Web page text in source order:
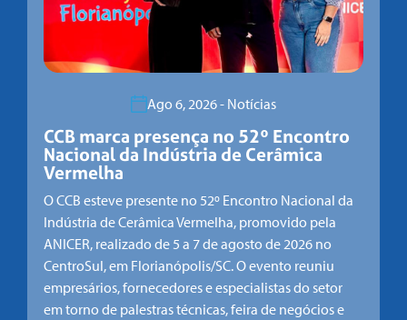
Ago 6, 2026 - Notícias
CCB marca presença no 52º Encontro
Nacional da Indústria de Cerâmica
Vermelha
O CCB esteve presente no 52º Encontro Nacional da
Indústria de Cerâmica Vermelha, promovido pela
ANICER, realizado de 5 a 7 de agosto de 2026 no
CentroSul, em Florianópolis/SC. O evento reuniu
empresários, fornecedores e especialistas do setor
em torno de palestras técnicas, feira de negócios e